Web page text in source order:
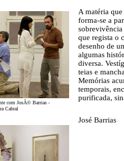
com JosÃ© Barrias -
Cabral
A matéria
forma-se a
que regista o
desenho de
algumas
diversa.
teias e
Memórias
temporais,
purificada,
José Barrias